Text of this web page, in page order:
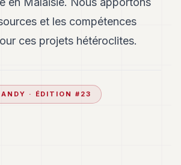
et les compétences
ces projets hétéroclites.
ANDY · ÉDITION # 23